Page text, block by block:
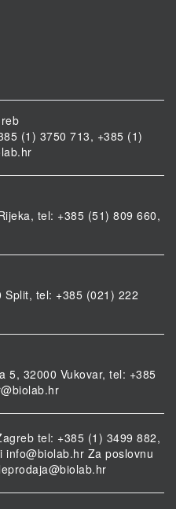
(1) 3750 713, +385 (1)
tel: +385 (51) 809 660,
Split, tel: +385 (021) 222
5, 32000 Vukovar, tel: +385
tel: +385 (1) 3499 882,
i info@biolab.hr Za poslovnu